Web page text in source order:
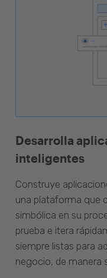
Desarrolla
inteligentes
Construye
una plataforma que
simbólica en su
prueba e itera
siempre listas para
negocio, de manera